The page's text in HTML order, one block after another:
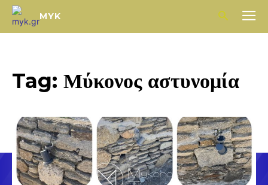
MYK
Tag: Μύκονος αστυνομία